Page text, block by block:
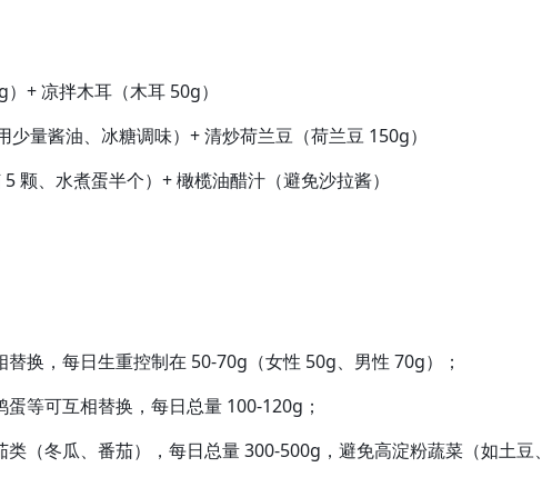
+ 凉拌木耳（木耳 50g）
量酱油、冰糖调味）+ 清炒荷兰豆（荷兰豆 150g）
颗、水煮蛋半个）+ 橄榄油醋汁（避免沙拉酱）
换，每日生重控制在 50-70g（女性 50g、男性 70g）；
等可互相替换，每日总量 100-120g；
（冬瓜、番茄），每日总量 300-500g，避免高淀粉蔬菜（如土豆